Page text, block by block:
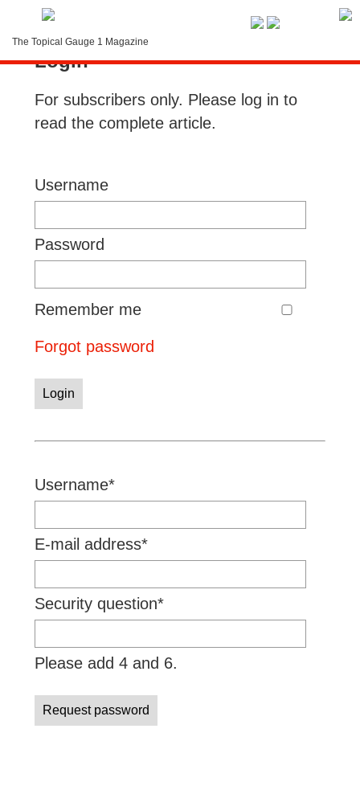
The Topical Gauge 1 Magazine
Login
For subscribers only. Please log in to
read the complete article.
Username
Password
Remember me
Forgot password
Login
Mandatory
field
Username*
Mandatory
field
E-mail address*
Mandatory
field
Security question*
Please add 4 and 6.
Request password
LOGIN
Search
Subscription